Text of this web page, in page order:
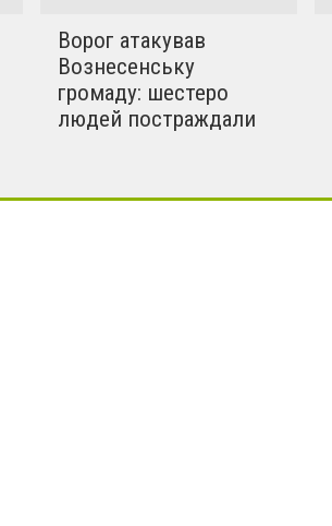
Ворог атакував
Вознесенську
громаду: шестеро
людей постраждали